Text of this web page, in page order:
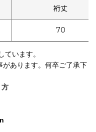
裄丈
70
ています。
あります。何卒ご了承下
方